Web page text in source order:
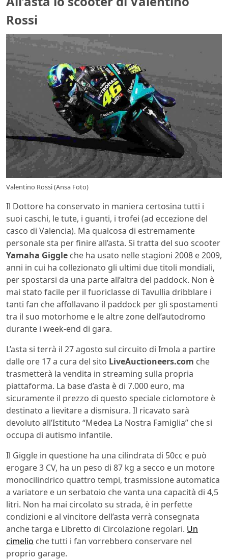
Rossi
Valentino Rossi (Ansa Foto)
Il Dottore ha conservato in maniera certosina tutti i
suoi caschi, le tute, i guanti, i trofei (ad eccezione del
casco di Valencia). Ma qualcosa di estremamente
personale sta per finire all’asta. Si tratta del suo scooter
Yamaha Giggle che ha usato nelle stagioni 2008 e 2009,
anni in cui ha collezionato gli ultimi due titoli mondiali,
per spostarsi da una parte all’altra del paddock. Non è
mai stato facile per il fuoriclasse di Tavullia dribblare i
tanti fan che affollavano il paddock per gli spostamenti
tra il suo motorhome e le altre zone dell’autodromo
durante i week-end di gara.
L’asta si terrà il 27 agosto sul circuito di Imola a partire
dalle ore 17 a cura del sito LiveAuctioneers.com che
trasmetterà la vendita in streaming sulla propria
piattaforma. La base d’asta è di 7.000 euro, ma
sicuramente il prezzo di questo speciale ciclomotore è
destinato a lievitare a dismisura. Il ricavato sarà
devoluto all’Istituto “Medea La Nostra Famiglia” che si
occupa di autismo infantile.
Il Giggle in questione ha una cilindrata di 50cc e può
erogare 3 CV, ha un peso di 87 kg a secco e un motore
monocilindrico quattro tempi, trasmissione automatica
a variatore e un serbatoio che vanta una capacità di 4,5
litri. Non ha mai circolato su strada, è in perfette
condizioni e al vincitore dell’asta verrà consegnata
anche targa e Libretto di Circolazione regolari. Un
cimelio che tutti i fan vorrebbero conservare nel
proprio garage.